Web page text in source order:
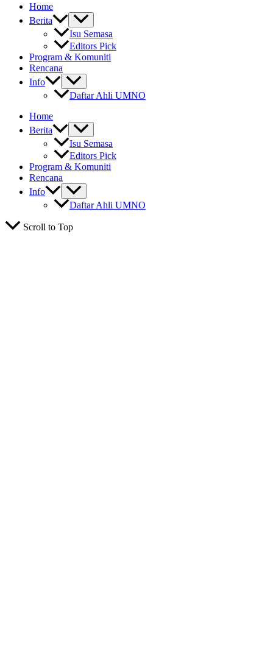
Home
Berita
Isu Semasa
Editors Pick
Program & Komuniti
Rencana
Info
Daftar Ahli UMNO
Home
Berita
Isu Semasa
Editors Pick
Program & Komuniti
Rencana
Info
Daftar Ahli UMNO
Scroll to Top